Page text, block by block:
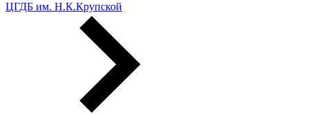
ЦГДБ им. Н.К.Крупской